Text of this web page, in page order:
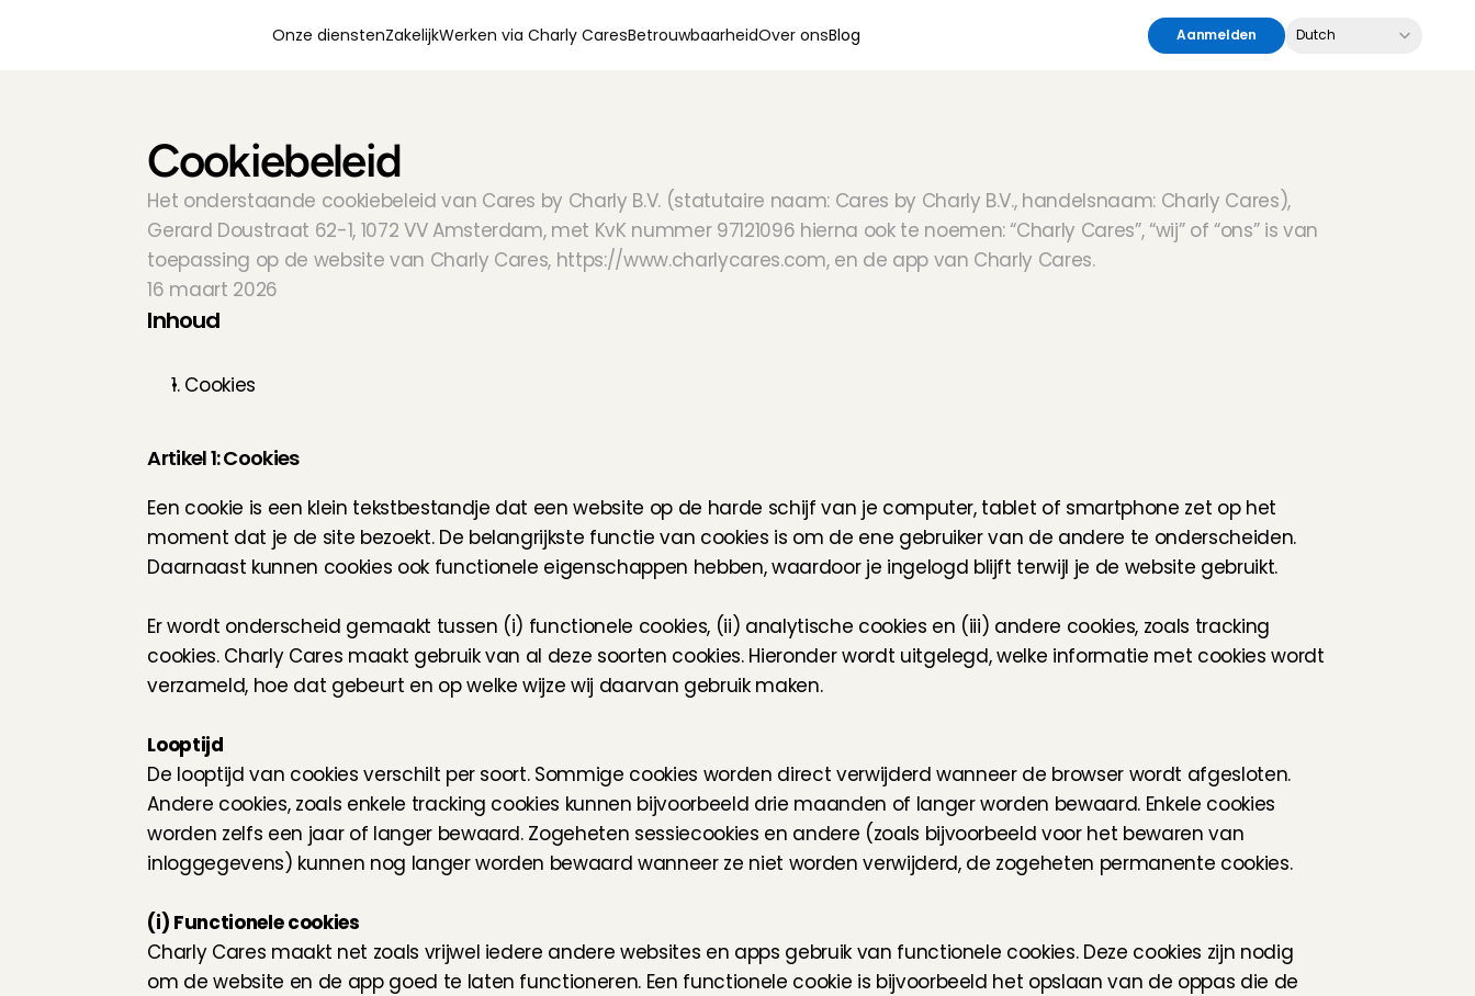
Onze dienstenZakelijkWerken via Charly CaresBetrouwbaarheidOver onsBlog Aanmelden Dutch
Cookiebeleid
Het onderstaande cookiebeleid van Cares by Charly B.V. (statutaire naam: Cares by Charly B.V., handelsnaam: Charly Cares),
Gerard Doustraat 62-1, 1072 VV Amsterdam, met KvK nummer 97121096 hierna ook te noemen: “Charly Cares”, “wij” of “ons” is van
toepassing op de website van Charly Cares, https://www.charlycares.com, en de app van Charly Cares.
16 maart 2026
Inhoud
1. Cookies
Artikel 1: Cookies
Een cookie is een klein tekstbestandje dat een website op de harde schijf van je computer, tablet of smartphone zet op het
moment dat je de site bezoekt. De belangrijkste functie van cookies is om de ene gebruiker van de andere te onderscheiden.
Daarnaast kunnen cookies ook functionele eigenschappen hebben, waardoor je ingelogd blijft terwijl je de website gebruikt.
Er wordt onderscheid gemaakt tussen (i) functionele cookies, (ii) analytische cookies en (iii) andere cookies, zoals tracking
cookies. Charly Cares maakt gebruik van al deze soorten cookies. Hieronder wordt uitgelegd, welke informatie met cookies wordt
verzameld, hoe dat gebeurt en op welke wijze wij daarvan gebruik maken.
Looptijd
De looptijd van cookies verschilt per soort. Sommige cookies worden direct verwijderd wanneer de browser wordt afgesloten.
Andere cookies, zoals enkele tracking cookies kunnen bijvoorbeeld drie maanden of langer worden bewaard. Enkele cookies
worden zelfs een jaar of langer bewaard. Zogeheten sessiecookies en andere (zoals bijvoorbeeld voor het bewaren van
inloggegevens) kunnen nog langer worden bewaard wanneer ze niet worden verwijderd, de zogeheten permanente cookies.
(i) Functionele cookies
Charly Cares maakt net zoals vrijwel iedere andere websites en apps gebruik van functionele cookies. Deze cookies zijn nodig
om de website en de app goed te laten functioneren. Een functionele cookie is bijvoorbeeld het opslaan van de oppas die de